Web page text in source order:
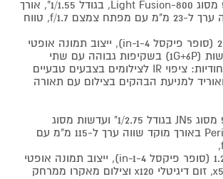
חיישן ראשי 50MP מסוג Light Fusion-800, בגודל 1/1.55", אורך
מוקד משתנה שווה ערך ל-23 מ"מ עם מפתח צמצם f/1.7, טווח
גודל פיקסל 2.0μm (סופר פיקסל 4-in-1), ייצוב תמונה אופטי
(OIS) ומערך 7 עדשות (1G+6P) בשקיפות גבוהה עם שתי
טכנולוגיות ציפוי ייחודיות: ציפוי IR לצילומים בצבעים טבעיים
למניעת הבהקים בצילום עם תאורה
חיישן צילום 50MP מסוג JN5 בגודל 1/2.75" ועדשות מסוג
Periscope Telephoto באורך מוקד שווה ערך ל-115 מ"מ עם
גודל פיקסל 1.28μm (סופר פיקסל 4-in-1), ייצוב תמונה אופטי
(OIS), זום אופטי x5, זום דיגיטלי x120 וצילום מאקרו ממרחק